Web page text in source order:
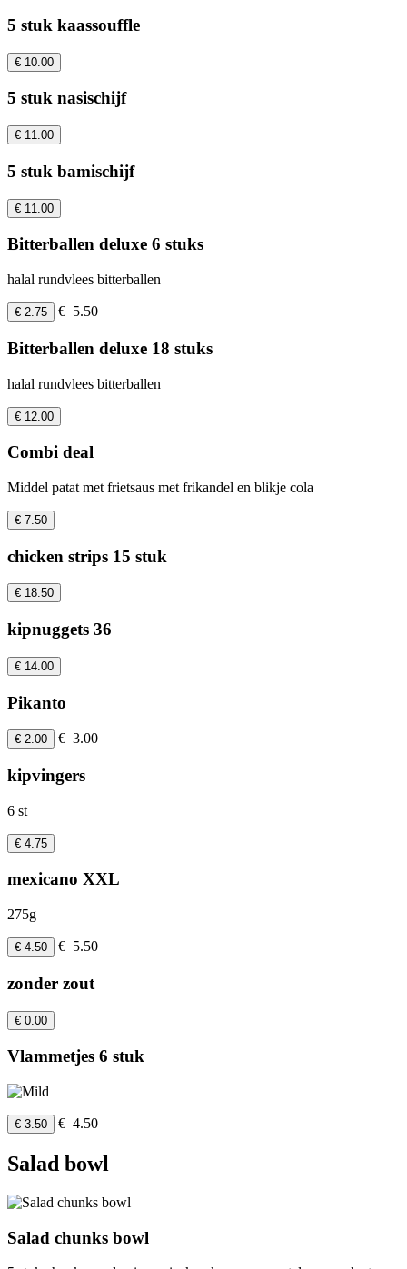
5 stuk kaassouffle
€ 10.00
5 stuk nasischijf
€ 11.00
5 stuk bamischijf
€ 11.00
Bitterballen deluxe 6 stuks
halal rundvlees bitterballen
€ 2.75 € 5.50
Bitterballen deluxe 18 stuks
halal rundvlees bitterballen
€ 12.00
Combi deal
Middel patat met frietsaus met frikandel en blikje cola
€ 7.50
chicken strips 15 stuk
€ 18.50
kipnuggets 36
€ 14.00
Pikanto
€ 2.00 € 3.00
kipvingers
6 st
€ 4.75
mexicano XXL
275g
€ 4.50 € 5.50
zonder zout
€ 0.00
Vlammetjes 6 stuk
€ 3.50 € 4.50
Salad bowl
Salad chunks bowl